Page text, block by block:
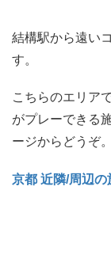
結構駅から遠い
す。
こちらのエリア
がプレーできる
ージからどうぞ。
京都 近隣/周辺の